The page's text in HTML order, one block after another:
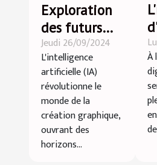
Exploration
des futurs
potentiels de
l'IA dans la
création
graphique
Jeudi 26/09/2024
L'intelligence
artificielle (IA)
révolutionne le
monde de la
création graphique,
ouvrant des
horizons...
À